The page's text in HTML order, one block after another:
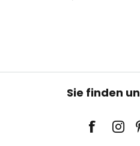
Sie finden